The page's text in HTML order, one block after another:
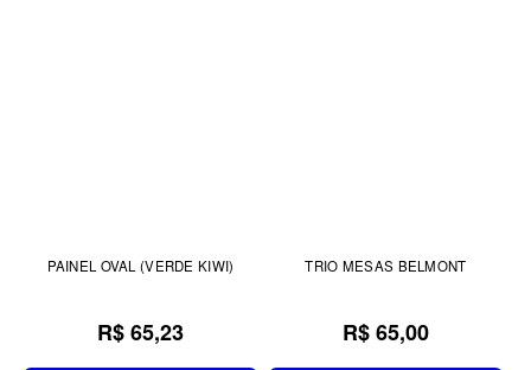
PAINEL OVAL (VERDE KIWI)
R$ 65,23
TRIO MESAS BELMONT
R$ 65,00